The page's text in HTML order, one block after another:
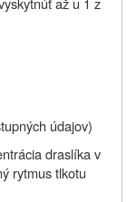
údajov)
draslíka v
rytmustlkotu